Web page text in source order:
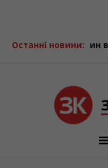
Останні новини: із